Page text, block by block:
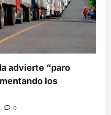
advierte “paro
los
0